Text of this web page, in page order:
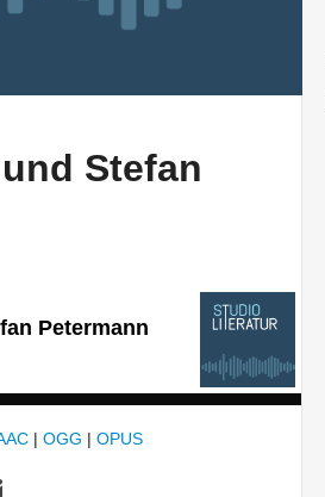
Stefan
Petermann
| OGG | OPUS